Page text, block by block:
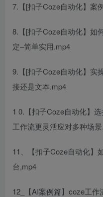
7.【[扣子Coze自动化】案
8.【[扣子Coze自动化】如
定–简单实用.mp4
9.【[扣子Coze自动化】实
接还是文本.mp4
1 0.【扣子Coze自动化】
工作流更灵活应对多种场
11、【扣子Coze自动化】
台,mp4
12_【AI案例篇】coze工